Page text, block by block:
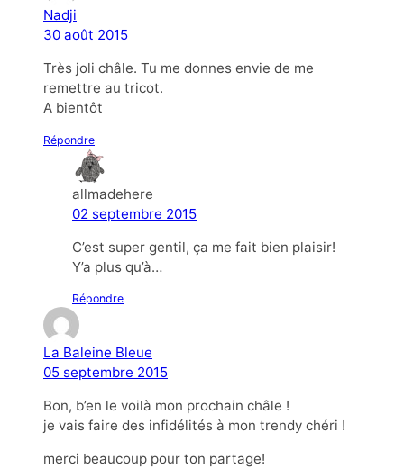
Nadji
30 août 2015
Très joli châle. Tu me donnes envie de me
remettre au tricot.
A bientôt
Répondre
allmadehere
02 septembre 2015
C’est super gentil, ça me fait bien plaisir!
Y’a plus qu’à…
Répondre
La Baleine Bleue
05 septembre 2015
Bon, b’en le voilà mon prochain châle !
je vais faire des infidélités à mon trendy chéri !
merci beaucoup pour ton partage!